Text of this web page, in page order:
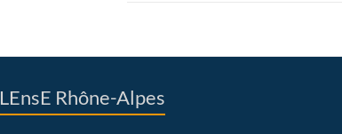
LEnsE Rhône-Alpes